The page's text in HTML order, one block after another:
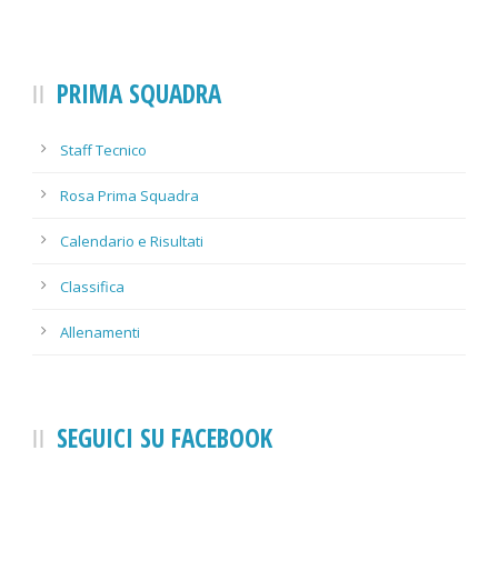
PRIMA SQUADRA
Staff Tecnico
Rosa Prima Squadra
Calendario e Risultati
Classifica
Allenamenti
SEGUICI SU FACEBOOK